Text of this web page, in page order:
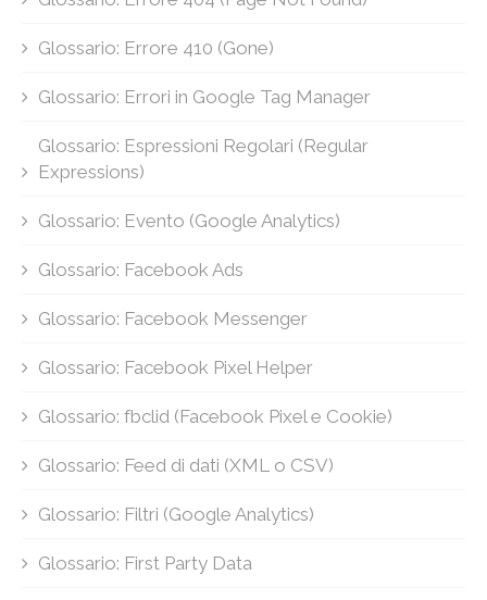
Glossario: Errore 410 (Gone)
Glossario: Errori in Google Tag Manager
Glossario: Espressioni Regolari (Regular
Expressions)
Glossario: Evento (Google Analytics)
Glossario: Facebook Ads
Glossario: Facebook Messenger
Glossario: Facebook Pixel Helper
Glossario: fbclid (Facebook Pixel e Cookie)
Glossario: Feed di dati (XML o CSV)
Glossario: Filtri (Google Analytics)
Glossario: First Party Data